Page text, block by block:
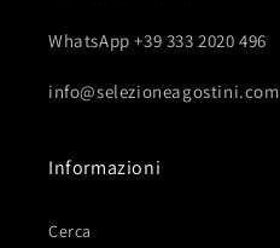
WhatsApp +39 333 2020 496
info@selezioneagostini.com
Informazioni
Cerca